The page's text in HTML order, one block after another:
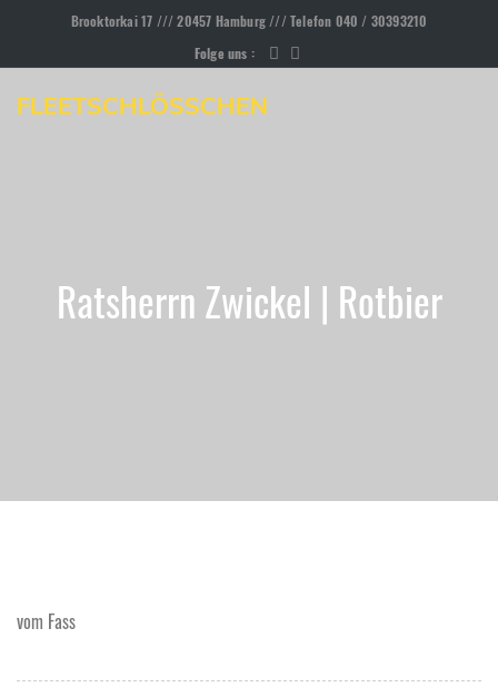
Brooktorkai 17 /// 20457 Hamburg /// Telefon 040 / 30393210
Folge uns :
FLEETSCHLÖSSCHEN
Ratsherrn Zwickel | Rotbier
vom Fass